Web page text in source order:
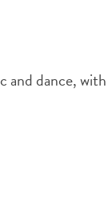
and dance,